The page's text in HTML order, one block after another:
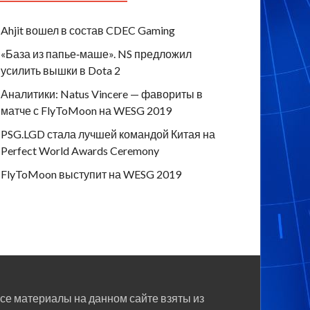
Ahjit вошел в состав CDEC Gaming
«База из папье‑маше». NS предложил
усилить вышки в Dota 2
Аналитики: Natus Vincere — фавориты в
матче с FlyToMoon на WESG 2019
PSG.LGD стала лучшей командой Китая на
Perfect World Awards Ceremony
FlyToMoon выступит на WESG 2019
материалы на данном сайте взяты из